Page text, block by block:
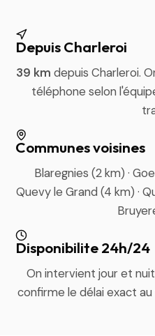
Depuis Charleroi
39 km depuis Charleroi.
téléphone selon
Communes voisines
Blaregnies (2 km) ·
Quevy le Grand (4 km) ·
Disponibilite 24h/24
On intervient jour et
confirme le délai exact